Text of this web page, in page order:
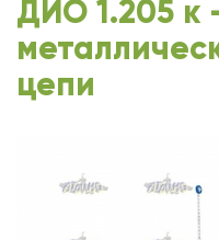
ДИО 1.205 к
цепи